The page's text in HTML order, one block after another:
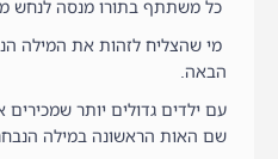
כל משתתף בתורו מנסה לנחש
מי שהצליח לזהות את המילה
הבאה.
עם ילדים גדולים יותר
שם האות הראשונה במילה